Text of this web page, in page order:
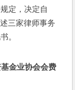
定，决定自
三家律师事务
。
金业协会会费